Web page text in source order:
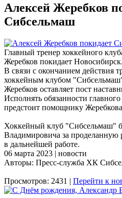
Алексей Жеребков
Сибсельмаш
Главный тренер хоккейного
Жеребков покидает Новосибирск.
В связи с окончанием действия
хоккейным клубом
Жеребков оставляет пост
Исполнять обязанности
предстоит помощнику
Хоккейный клуб "Сибсельмаш"
Владимировича за проделанную
в дальнейшей работе.
06 марта 2023 | новости
Авторы: Пресс-служба ХК
Просмотров: 2431 | Перейти к